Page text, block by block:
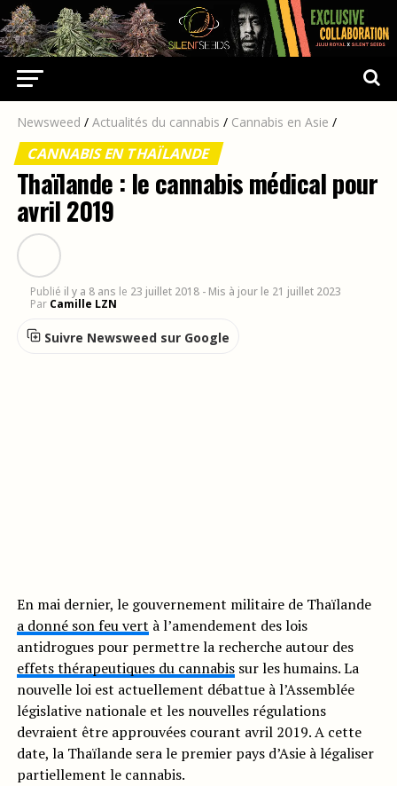
Newsweed / Actualités du cannabis / Cannabis en Asie /
CANNABIS EN THAÏLANDE
Thaïlande : le cannabis médical pour
avril 2019
Publié il y a 8 ans le 23 juillet 2018 - Mis à jour le 21 juillet 2023
Par Camille LZN
Suivre Newsweed sur Google
En mai dernier, le gouvernement militaire de Thaïlande
a donné son feu vert à l’amendement des lois
antidrogues pour permettre la recherche autour des
effets thérapeutiques du cannabissur les humains. La
nouvelle loi est actuellement débattue à l’Assemblée
législative nationale et les nouvelles régulations
devraient être approuvées courant avril 2019. A cette
date, la Thaïlande sera le premier pays d’Asie à légaliser
partiellement le cannabis.